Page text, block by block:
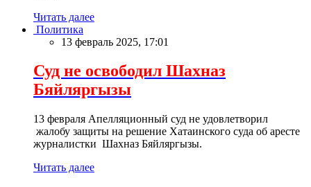
Читать далее
Политика
13 февраль 2025, 17:01
Суд не освободил Шахназ
Бяйляргызы
13 февраля Апелляционный суд не удовлетворил
жалобу защиты на решение Хатаинского суда об аресте
журналистки Шахназ Бяйляргызы.
Читать далее